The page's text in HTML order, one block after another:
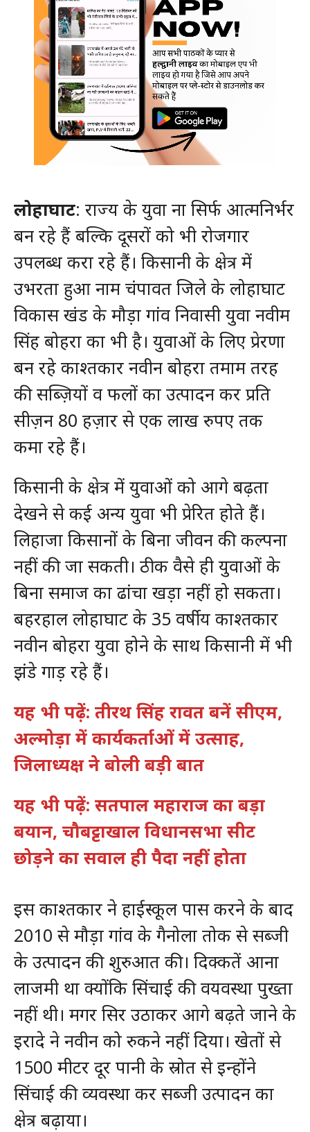
लोहाघाट: राज्य के युवा ना सिर्फ आत्मनिर्भर
बन रहे हैं बल्कि दूसरों को भी रोजगार
उपलब्ध करा रहे हैं। किसानी के क्षेत्र में
उभरता हुआ नाम चंपावत जिले के लोहाघाट
विकास खंड के मौड़ा गांव निवासी युवा नवीम
सिंह बोहरा का भी है। युवाओं के लिए प्रेरणा
बन रहे काश्तकार नवीन बोहरा तमाम तरह
की सब्ज़ियों व फलों का उत्पादन कर प्रति
सीज़न 80 हज़ार से एक लाख रुपए तक
कमा रहे हैं।
किसानी के क्षेत्र में युवाओं को आगे बढ़ता
देखने से कई अन्य युवा भी प्रेरित होते हैं।
लिहाजा किसानों के बिना जीवन की कल्पना
नहीं की जा सकती। ठीक वैसे ही युवाओं के
बिना समाज का ढांचा खड़ा नहीं हो सकता।
बहरहाल लोहाघाट के 35 वर्षीय काश्तकार
नवीन बोहरा युवा होने के साथ किसानी में भी
झंडे गाड़ रहे हैं।
यह भी पढ़ें: तीरथ सिंह रावत बनें सीएम,
अल्मोड़ा में कार्यकर्ताओं में उत्साह,
जिलाध्यक्ष ने बोली बड़ी बात
यह भी पढ़ें: सतपाल महाराज का बड़ा
बयान, चौबट्टाखाल विधानसभा सीट
छोड़ने का सवाल ही पैदा नहीं होता
इस काश्तकार ने हाईस्कूल पास करने के बाद
2010 से मौड़ा गांव के गैनोला तोक से सब्जी
के उत्पादन की शुरुआत की। दिक्कतें आना
लाजमी था क्योंकि सिंचाई की वयवस्था पुख्ता
नहीं थी। मगर सिर उठाकर आगे बढ़ते जाने के
इरादे ने नवीन को रुकने नहीं दिया। खेतों से
1500 मीटर दूर पानी के स्रोत से इन्होंने
सिंचाई की व्यवस्था कर सब्जी उत्पादन का
क्षेत्र बढ़ाया।